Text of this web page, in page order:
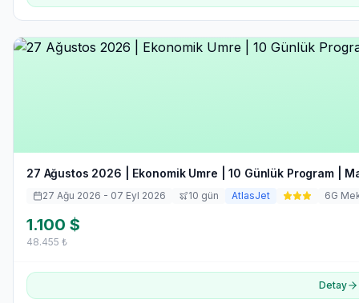
27 Ağustos 2026 | Ekonomik Umre | 10 Günlük Program |
27 Ağu 2026 - 07 Eyl 2026 10 gün AtlasJet 6G
1.100 $
48.455 ₺
Detay